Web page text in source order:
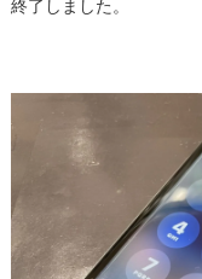
終了しました。